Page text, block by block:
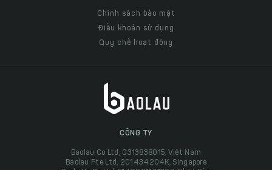
Chính sách bảo mật
Điều khoản sử dụng
Quy chế hoạt động
CÔNG TY
Baolau Co Ltd, 0313838015, Việt Nam
Baolau Pte Ltd, 201434204K, Singapore